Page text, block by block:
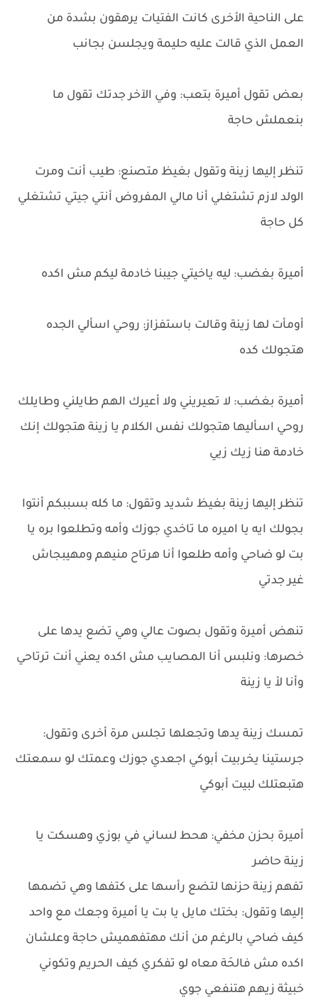
على الناحية الأخرى كانت الفتيات يرهقون بشدة من
العمل الذي قالت عليه حليمة ويجلسن بجانب
بعض تقول أميرة بتعب: وفي الآخر جدتك تقول ما
بنعملش حاجة
تنظر إليها زينة وتقول بغيظ متصنع: طيب أنت ومرت
الولد لازم تشتغلي أنا مالي المفروض أنتي جيتي تشتغلي
كل حاجة
أميرة بغضب: ليه ياخيتي جيبنا خادمة ليكم مش اكده
أومأت لها زينة وقالت باستفزاز: روحي اسألي الجده
هتجولك كده
أميرة بغضب: لا تعيريني ولا أعيرك الهم طايلني وطايلك
روحي اسأليها هتجولك نفس الكلام يا زينة هتجولك إنك
خادمة هنا زيك زيي
تنظر إليها زينة بغيظ شديد وتقول: ما كله بسببكم أنتوا
بجولك ايه يا اميره ما تاخدي جوزك وأمه وتطلعوا بره يا
بت لو ضاحي وأمه طلعوا أنا هرتاح منيهم ومهيبجاش
غير جدتي
تنهض أميرة وتقول بصوت عالي وهي تضع يدها على
خصرها: ونلبس أنا المصايب مش اكده يعني أنت ترتاحي
وأنا لأ يا زينة
تمسك زينة يدها وتجعلها تجلس مرة أخرى وتقول:
جرستينا يخربيت أبوكي اجعدي جوزك وعمتك لو سمعتك
هتبعتلك لبيت أبوكي
أميرة بحزن مخفي: هحط لساني في بوزي وهسكت يا
زينة حاضر
تفهم زينة حزنها لتضع رأسها على كتفها وهي تضمها
إليها وتقول: بختك مايل يا بت يا أميرة وجعك مع واحد
كيف ضاحي بالرغم من أنك مهتفهميش حاجة وعلشان
اكده مش فالحَة معاه لو تفكري كيف الحريم وتكوني
خبيثة زيهم هتنفعي جوي